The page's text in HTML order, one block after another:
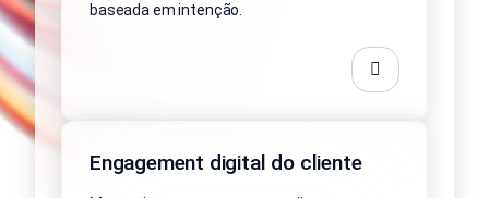
baseada em intenção.
Engagement digital do cliente